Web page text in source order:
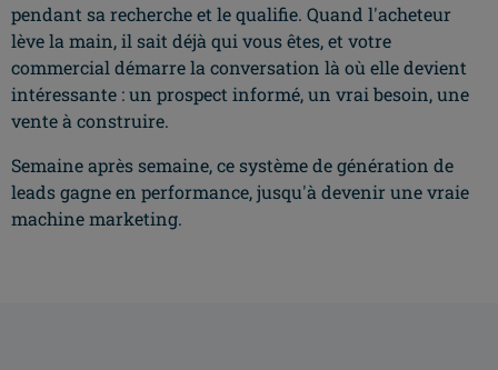
pendant sa recherche et le qualifie. Quand l'acheteur
lève la main, il sait déjà qui vous êtes, et votre
commercial démarre la conversation là où elle devient
intéressante : un prospect informé, un vrai besoin, une
vente à construire.
Semaine après semaine, ce système de génération de
leads gagne en performance, jusqu'à devenir une vraie
machine marketing.